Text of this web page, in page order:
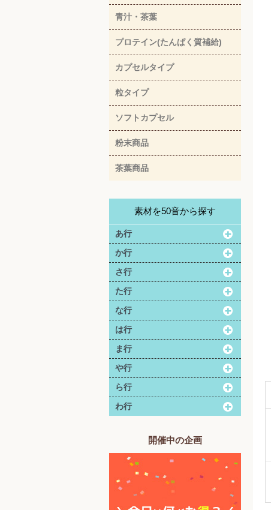
青汁・茶葉
プロテイン(たんぱく質補給)
カプセルタイプ
粒タイプ
ソフトカプセル
粉末商品
茶葉商品
素材を50音から探す
あ行
か行
さ行
た行
な行
は行
ま行
や行
ら行
わ行
開催中の企画